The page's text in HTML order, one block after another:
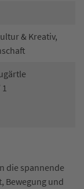
& Kreativ,
die spannende
Bewegung und